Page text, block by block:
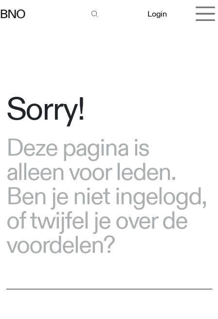
Login
Sorry!
Deze pagina is
alleen voor leden.
Ben je niet ingelogd,
of twijfel je over de
voordelen?